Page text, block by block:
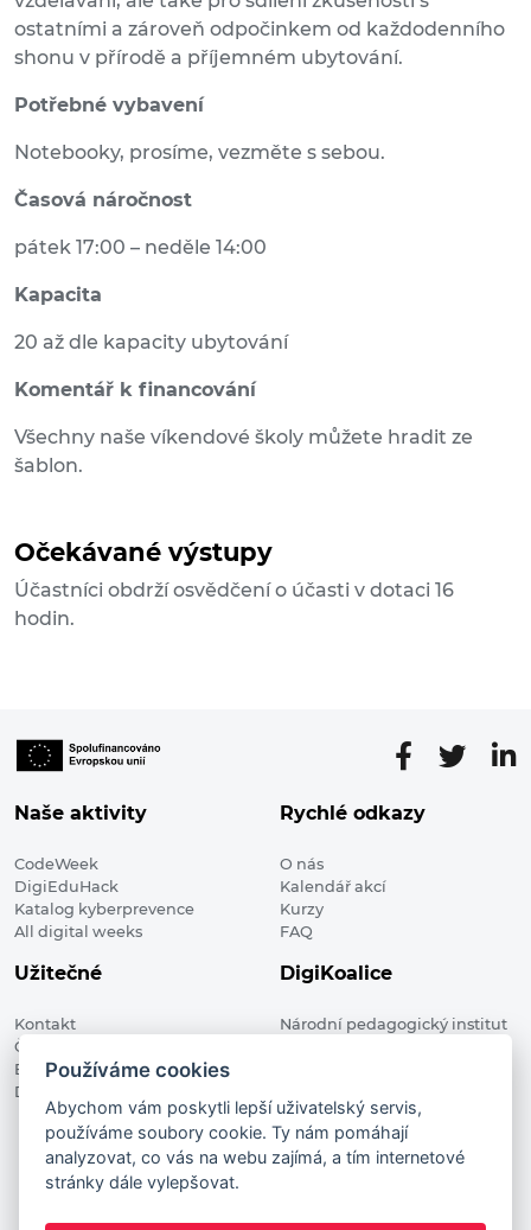
ostatními a zároveň odpočinkem od každodenního
shonu v přírodě a příjemném ubytování.
Potřebné vybavení
Notebooky, prosíme, vezměte s sebou.
Časová náročnost
pátek 17:00 – neděle 14:00
Kapacita
20 až dle kapacity ubytování
Komentář k financování
Všechny naše víkendové školy můžete hradit ze
šablon.
Očekávané výstupy
Účastníci obdrží osvědčení o účasti v dotaci 16
hodin.
Naše aktivity
CodeWeek
DigiEduHack
Katalog kyberprevence
All digital weeks
Rychlé odkazy
O nás
Kalendář akcí
Kurzy
FAQ
Užitečné
Kontakt
Členské organizace
Blog
Digitalizace ve vzdělávání
DigiKoalice
Národní pedagogický institut
DigiKoalice 2021. All rights reserved
Vstup do administrace
This project has received funding from the European
Používáme cookies
Abychom vám poskytli lepší uživatelský servis,
používáme soubory cookie. Ty nám pomáhají
analyzovat, co vás na webu zajímá, a tím internetové
stránky dále vylepšovat.